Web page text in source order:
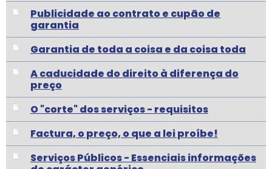
Publicidade ao contrato e cupão de
garantia
Garantia de toda a coisa e da coisa toda
A caducidade do direito à diferença do
preço
O "corte" dos serviços - requisitos
Factura, o preço, o que a lei proíbe!
Serviços Públicos - Essenciais informações